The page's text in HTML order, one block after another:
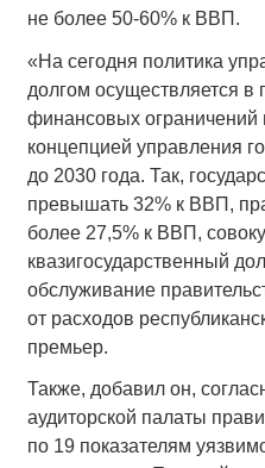
не более 50-60% к ВВП.
«На сегодня политика
долгом осуществляется
финансовых
концепцией управления
до 2030 года. Так,
превышать 32% к ВВП,
более 27,5% к ВВП,
квазигосударственный
обслуживание
от расходов
премьер.
Также, добавил он,
аудиторской палаты
по 19 показателям